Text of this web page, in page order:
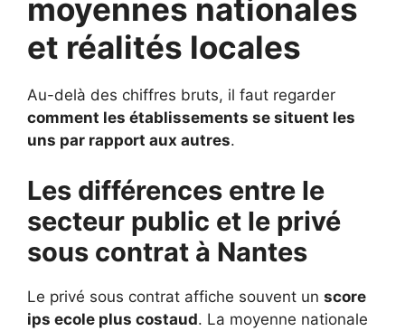
moyennes nationales
et réalités locales
Au-delà des chiffres bruts, il faut regarder
comment les établissements se situent les
uns par rapport aux autres.
Les différences entre le
secteur public et le privé
sous contrat à Nantes
Le privé sous contrat affiche souvent un score
ips ecole plus costaud. La moyenne nationale